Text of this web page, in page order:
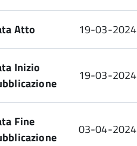
Atto 19-03-2024
Inizio
19-03-2024
Fine
03-04-2024